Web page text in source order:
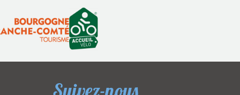
Suivez-nous